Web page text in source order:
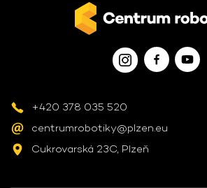
+420 378 035 520
centrumrobotiky@plzen.eu
Cukrovarská 23C, Plzeň